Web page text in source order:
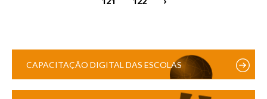
CAPACITAÇÃO DIGITAL DAS ESCOLAS